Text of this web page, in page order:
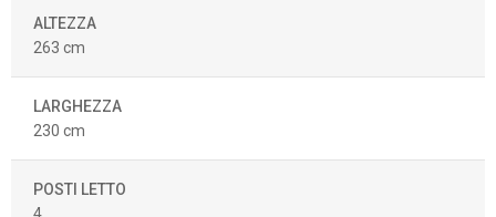
ALTEZZA
263 cm
LARGHEZZA
230 cm
POSTI LETTO
4